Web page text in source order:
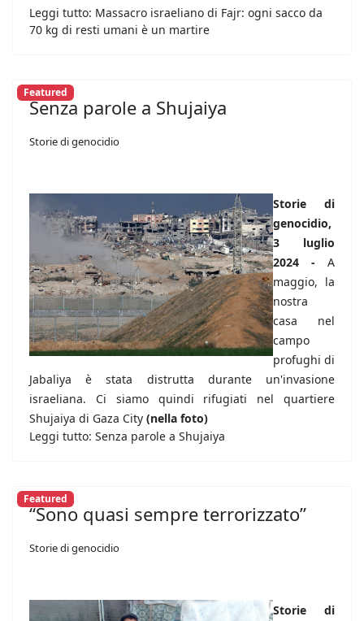
Leggi tutto: Massacro israeliano di Fajr: ogni sacco da
70 kg di resti umani è un martire
Featured
Senza parole a Shujaiya
Storie di genocidio
Storie di
genocidio,
3 luglio
2024 - A
maggio, la
nostra
casa nel
campo
profughi di
Jabaliya è stata distrutta durante un'invasione
israeliana. Ci siamo quindi rifugiati nel quartiere
Shujaiya di Gaza City (nella foto)
Leggi tutto: Senza parole a Shujaiya
Featured
“Sono quasi sempre terrorizzato”
Storie di genocidio
Storie di